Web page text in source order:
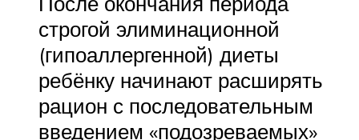
строгой элиминационной
(гипоаллергенной) диеты
ребёнку начинают расширять
рацион с последовательным
введением «подозреваемых»